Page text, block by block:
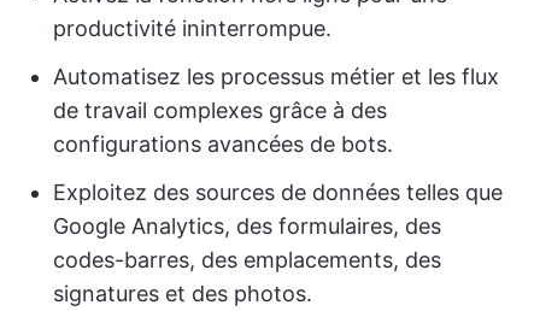
productivité ininterrompue.
Automatisez les processus métier et les flux
de travail complexes grâce à des
configurations avancées de bots.
Exploitez des sources de données telles que
Google Analytics, des formulaires, des
codes-barres, des emplacements, des
signatures et des photos.